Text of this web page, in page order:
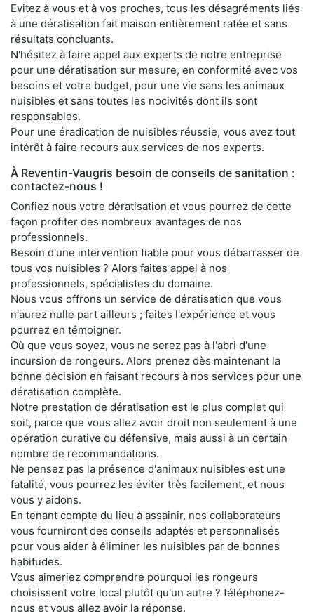
Evitez à vous et à vos proches, tous les désagréments liés
à une dératisation fait maison entièrement ratée et sans
résultats concluants.
N'hésitez à faire appel aux experts de notre entreprise
pour une dératisation sur mesure, en conformité avec vos
besoins et votre budget, pour une vie sans les animaux
nuisibles et sans toutes les nocivités dont ils sont
responsables.
Pour une éradication de nuisibles réussie, vous avez tout
intérêt à faire recours aux services de nos experts.
À Reventin-Vaugris besoin de conseils de sanitation :
contactez-nous !
Confiez nous votre dératisation et vous pourrez de cette
façon profiter des nombreux avantages de nos
professionnels.
Besoin d'une intervention fiable pour vous débarrasser de
tous vos nuisibles ? Alors faites appel à nos
professionnels, spécialistes du domaine.
Nous vous offrons un service de dératisation que vous
n'aurez nulle part ailleurs ; faites l'expérience et vous
pourrez en témoigner.
Où que vous soyez, vous ne serez pas à l'abri d'une
incursion de rongeurs. Alors prenez dès maintenant la
bonne décision en faisant recours à nos services pour une
dératisation complète.
Notre prestation de dératisation est le plus complet qui
soit, parce que vous allez avoir droit non seulement à une
opération curative ou défensive, mais aussi à un certain
nombre de recommandations.
Ne pensez pas la présence d'animaux nuisibles est une
fatalité, vous pourrez les éviter très facilement, et nous
vous y aidons.
En tenant compte du lieu à assainir, nos collaborateurs
vous fourniront des conseils adaptés et personnalisés
pour vous aider à éliminer les nuisibles par de bonnes
habitudes.
Vous aimeriez comprendre pourquoi les rongeurs
choisissent votre local plutôt qu'un autre ? téléphonez-
nous et vous allez avoir la réponse.